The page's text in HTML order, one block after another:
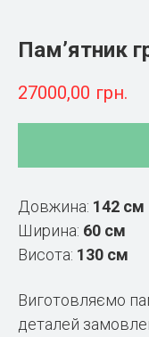
Пам’ятник
27000,00 грн.
Довжина: 142 см
Ширина: 60 см
Висота: 130 см
Виготовляємо
деталей